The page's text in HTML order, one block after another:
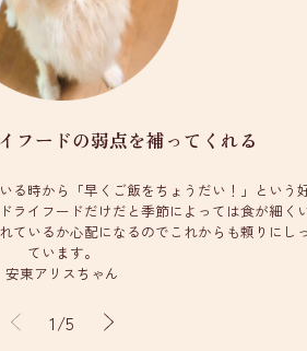
フードの弱点を補ってくれる
る時から「早くご飯をちょうだい！」という
ライフードだけだと季節によっては食が細く
ているか心配になるのでこれからも頼りにし
ています。
安東アリスちゃん
1/の
5